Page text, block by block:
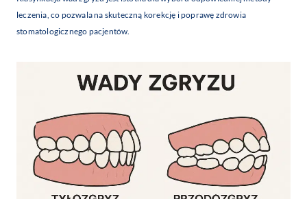
leczenia, co pozwala na skuteczną korekcję i poprawę zdrowia
stomatologicznego pacjentów.